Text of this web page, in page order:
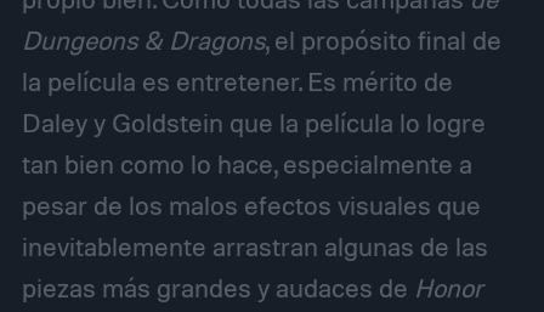
Dungeons & Dragons, el propósito final de
la película es entretener. Es mérito de
Daley y Goldstein que la película lo logre
tan bien como lo hace, especialmente a
pesar de los malos efectos visuales que
inevitablemente arrastran algunas de las
piezas más grandes y audaces de Honor